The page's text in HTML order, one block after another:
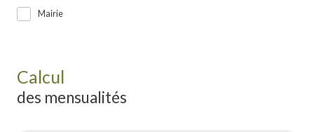
Mairie
Calcul
des mensualités